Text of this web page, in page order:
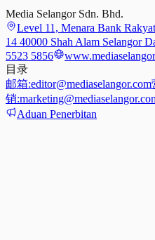
Media Selangor Sdn. Bhd.
Level 11, Menara Bank
14 40000 Shah Alam Selangor
5523 5856
目录
邮箱:editor@mediaselangor.com
销:
Aduan Penerbitan